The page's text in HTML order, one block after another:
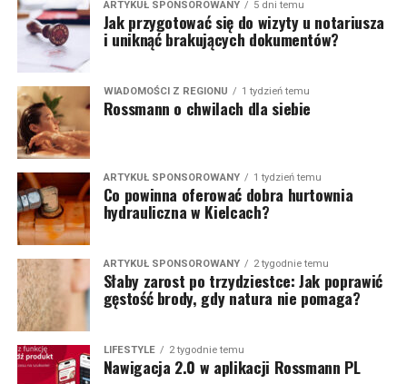
ARTYKUŁ SPONSOROWANY 5 dni temu
Jak przygotować się do wizyty u notariusza
i uniknąć brakujących dokumentów?
WIADOMOŚCI Z REGIONU 1 tydzień temu
Rossmann o chwilach dla siebie
ARTYKUŁ SPONSOROWANY 1 tydzień temu
Co powinna oferować dobra hurtownia
hydrauliczna w Kielcach?
ARTYKUŁ SPONSOROWANY 2 tygodnie temu
Słaby zarost po trzydziestce: Jak poprawić
gęstość brody, gdy natura nie pomaga?
LIFESTYLE 2 tygodnie temu
Nawigacja 2.0 w aplikacji Rossmann PL